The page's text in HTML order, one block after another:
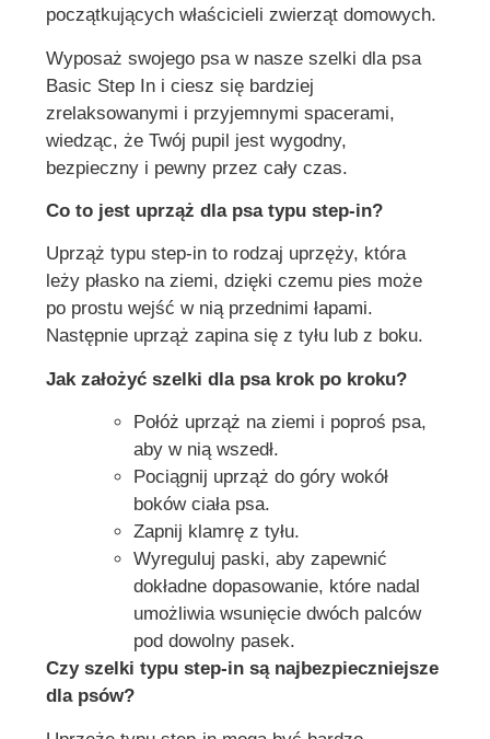
początkujących właścicieli zwierząt domowych.
Wyposaż swojego psa w nasze szelki dla psa
Basic Step In i ciesz się bardziej
zrelaksowanymi i przyjemnymi spacerami,
wiedząc, że Twój pupil jest wygodny,
bezpieczny i pewny przez cały czas.
Co to jest uprząż dla psa typu step-in?
Uprząż typu step-in to rodzaj uprzęży, która
leży płasko na ziemi, dzięki czemu pies może
po prostu wejść w nią przednimi łapami.
Następnie uprząż zapina się z tyłu lub z boku.
Jak założyć szelki dla psa krok po kroku?
Połóż uprząż na ziemi i poproś psa,
aby w nią wszedł.
Pociągnij uprząż do góry wokół
boków ciała psa.
Zapnij klamrę z tyłu.
Wyreguluj paski, aby zapewnić
dokładne dopasowanie, które nadal
umożliwia wsunięcie dwóch palców
pod dowolny pasek.
Czy szelki typu step-in są najbezpieczniejsze
dla psów?